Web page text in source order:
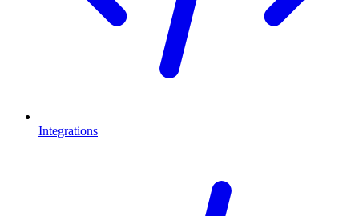
Integrations